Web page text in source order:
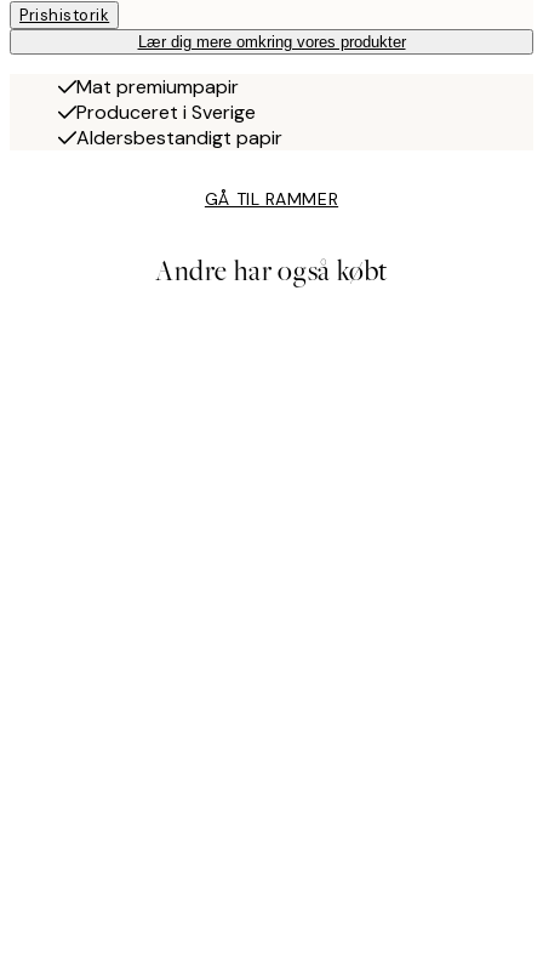
Prishistorik
Lær dig mere omkring vores produkter
Mat premiumpapir
Produceret i Sverige
Aldersbestandigt papir
GÅ TIL RAMMER
Andre har også købt